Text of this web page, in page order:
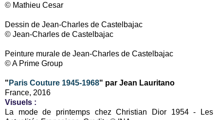
© Mathieu Cesar
Dessin de Jean-Charles de Castelbajac
© Jean-Charles de Castelbajac
Peinture murale de Jean-Charles de Castelbajac
© A Prime Group
" Paris Couture 1945-1968" par Jean Lauritano
France, 2016
Visuels :
La mode de printemps chez Christian Dior 1954 - Les